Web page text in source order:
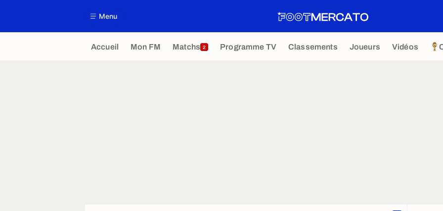
Menu
Accueil Mon FM Matchs 2 Programme TV Classements Joueurs Vidéos